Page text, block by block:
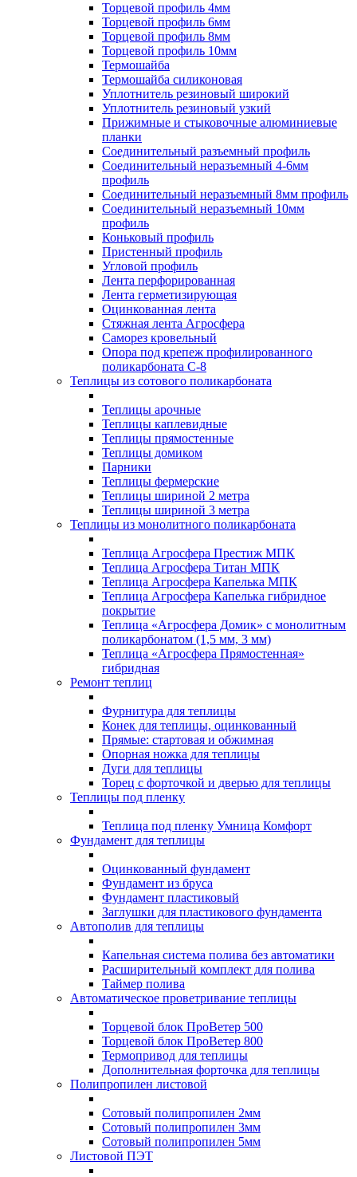
Торцевой профиль 4мм
Торцевой профиль 6мм
Торцевой профиль 8мм
Торцевой профиль 10мм
Термошайба
Термошайба силиконовая
Уплотнитель резиновый широкий
Уплотнитель резиновый узкий
Прижимные и стыковочные алюминиевые
планки
Соединительный разъемный профиль
Соединительный неразъемный 4-6мм
профиль
Соединительный неразъемный 8мм профиль
Соединительный неразъемный 10мм
профиль
Коньковый профиль
Пристенный профиль
Угловой профиль
Лента перфорированная
Лента герметизирующая
Оцинкованная лента
Стяжная лента Агросфера
Саморез кровельный
Опора под крепеж профилированного
поликарбоната С-8
Теплицы из сотового поликарбоната
Теплицы арочные
Теплицы каплевидные
Теплицы прямостенные
Теплицы домиком
Парники
Теплицы фермерские
Теплицы шириной 2 метра
Теплицы шириной 3 метра
Теплицы из монолитного поликарбоната
Теплица Агросфера Престиж МПК
Теплица Агросфера Титан МПК
Теплица Агросфера Капелька МПК
Теплица Агросфера Капелька гибридное
покрытие
Теплица «Агросфера Домик» с монолитным
поликарбонатом (1,5 мм, 3 мм)
Теплица «Агросфера Прямостенная»
гибридная
Ремонт теплиц
Фурнитура для теплицы
Конек для теплицы, оцинкованный
Прямые: стартовая и обжимная
Опорная ножка для теплицы
Дуги для теплицы
Торец с форточкой и дверью для теплицы
Теплицы под пленку
Теплица под пленку Умница Комфорт
Фундамент для теплицы
Оцинкованный фундамент
Фундамент из бруса
Фундамент пластиковый
Заглушки для пластикового фундамента
Автополив для теплицы
Капельная система полива без автоматики
Расширительный комплект для полива
Таймер полива
Автоматическое проветривание теплицы
Торцевой блок ПроВетер 500
Торцевой блок ПроВетер 800
Термопривод для теплицы
Дополнительная форточка для теплицы
Полипропилен листовой
Сотовый полипропилен 2мм
Сотовый полипропилен 3мм
Сотовый полипропилен 5мм
Листовой ПЭТ